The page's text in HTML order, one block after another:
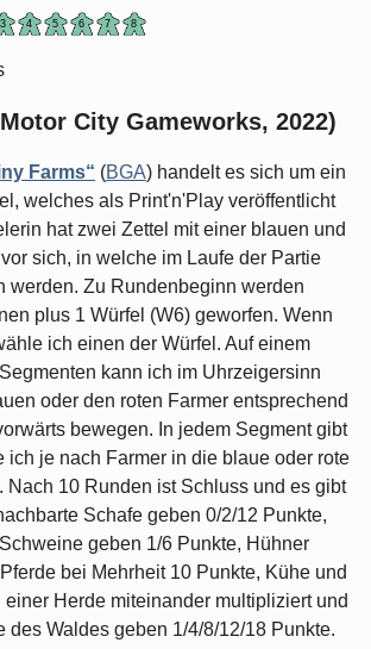
City Gameworks, 2022)
Farms“ (BGA) handelt es sich um ein
welches als Print'n'Play veröffentlicht
hat zwei Zettel mit einer blauen und
sich, in welche im Laufe der Partie
werden. Zu Rundenbeginn werden
plus 1 Würfel (W6) geworfen. Wenn
ich einen der Würfel. Auf einem
kann ich im Uhrzeigersinn
oder den roten Farmer entsprechend
bewegen. In jedem Segment gibt
ich je nach Farmer in die blaue oder rote
Nach 10 Runden ist Schluss und es gibt
Schafe geben 0/2/12 Punkte,
geben 1/6 Punkte, Hühner
bei Mehrheit 10 Punkte, Kühe und
einer Herde miteinander multipliziert und
des Waldes geben 1/4/8/12/18 Punkte.